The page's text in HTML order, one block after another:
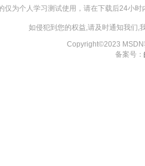
仅为个人学习测试使用，请在下载后24小
如侵犯到您的权益,请及时通知我们,
Copyright©2023
备案号：